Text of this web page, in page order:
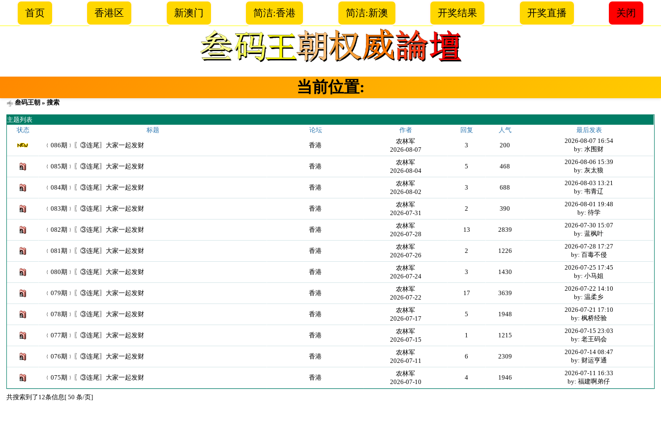
首页 香港区 新澳门 简洁:香港 简洁:新澳 开奖结果 开奖直播 关闭
当前位置:
叁码王朝 » 搜索
主题列表
状态
标题 论坛 作者 回复 人气 最后发表
﹛086期﹜〖③连尾〗大家一起发财 香港
农林军
2026-08-07
3 200
2026-08-07 16:54
by: 水围财
﹛085期﹜〖③连尾〗大家一起发财 香港
农林军
2026-08-04
5 468
2026-08-06 15:39
by: 灰太狼
﹛084期﹜〖③连尾〗大家一起发财 香港
农林军
2026-08-02
3 688
2026-08-03 13:21
by: 韦青辽
﹛083期﹜〖③连尾〗大家一起发财 香港
农林军
2026-07-31
2 390
2026-08-01 19:48
by: 待学
﹛082期﹜〖③连尾〗大家一起发财 香港
农林军
2026-07-28
13 2839
2026-07-30 15:07
by: 蓝枫叶
﹛081期﹜〖③连尾〗大家一起发财 香港
农林军
2026-07-26
2 1226
2026-07-28 17:27
by: 百毒不侵
﹛080期﹜〖③连尾〗大家一起发财 香港
农林军
2026-07-24
3 1430
2026-07-25 17:45
by: 小马姐
﹛079期﹜〖③连尾〗大家一起发财 香港
农林军
2026-07-22
17 3639
2026-07-22 14:10
by: 温柔乡
﹛078期﹜〖③连尾〗大家一起发财 香港
农林军
2026-07-17
5 1948
2026-07-21 17:10
by: 枫桥经验
﹛077期﹜〖③连尾〗大家一起发财 香港
农林军
2026-07-15
1 1215
2026-07-15 23:03
by: 老王码会
﹛076期﹜〖③连尾〗大家一起发财 香港
农林军
2026-07-11
6 2309
2026-07-14 08:47
by: 财运亨通
﹛075期﹜〖③连尾〗大家一起发财 香港
农林军
2026-07-10
4 1946
2026-07-11 16:33
by: 福建啊弟仔
共搜索到了12条信息[ 50 条/页]